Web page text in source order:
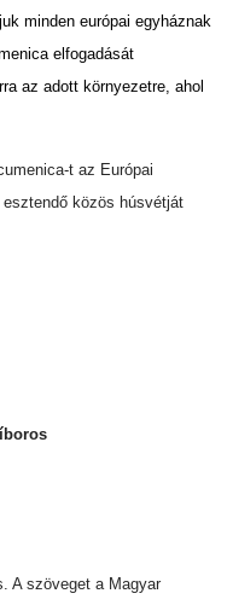
minden európai egyháznak
elfogadását
az adott környezetre, ahol
t az Európai
közös húsvétját
A szöveget a Magyar